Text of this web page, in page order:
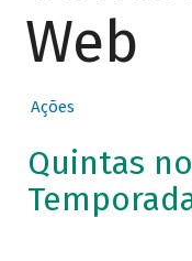
Web
Ações
Quintas